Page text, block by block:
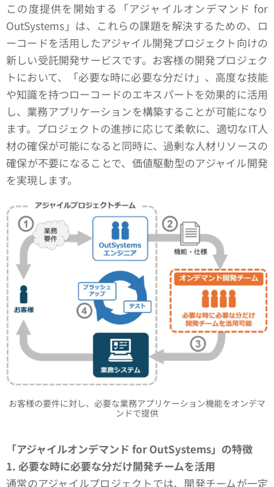
この度提供を開始する「アジャイルオンデマンド for
OutSystems」は、これらの課題を解決するための、ロ
ーコードを活用したアジャイル開発プロジェクト向けの
新しい受託開発サービスです。お客様の開発プロジェク
トにおいて、「必要な時に必要な分だけ」、高度な技能
や知識を持つローコードのエキスパートを効果的に活用
し、業務アプリケーションを構築することが可能になり
ます。プロジェクトの進捗に応じて柔軟に、適切なIT人
材の確保が可能になると同時に、過剰な人材リソースの
確保が不要になることで、価値駆動型のアジャイル開発
を実現します。
お客様の要件に対し、必要な業務アプリケーション機能をオンデマ
ンドで提供
「アジャイルオンデマンド for OutSystems」の特徴
1. 必要な時に必要な分だけ開発チームを活用
通常のアジャイルプロジェクトでは、開発チームが一定